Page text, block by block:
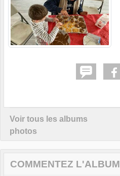
Voir tous les albums
photos
COMMENTEZ L'ALBUM